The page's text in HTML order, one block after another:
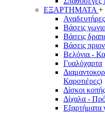
ΕΞΑΡΤΗΜΑΤΑ +
Αναδευτήρες
Βάσεις
Βάσεις
Βάσεις
Βελόνια -
Γυαλόχαρτα
Καροτιέρες)
Δίσκοι κοπής
Δίχαλα -
Εξαρτήματα